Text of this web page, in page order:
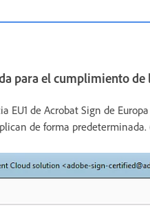
para el cumplimiento de
EU1 de Acrobat Sign de
de forma predeterminada.